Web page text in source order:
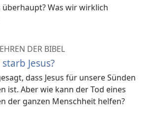
überhaupt? Was wir wirklich
DER BIBEL
Jesus?
dass Jesus für unsere Sünden
ist. Aber wie kann der Tod eines
der ganzen Menschheit helfen?